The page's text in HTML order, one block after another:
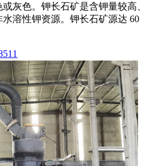
灰色。钾长石矿是含钾量较高、
溶性钾资源。钾长石矿源达 60